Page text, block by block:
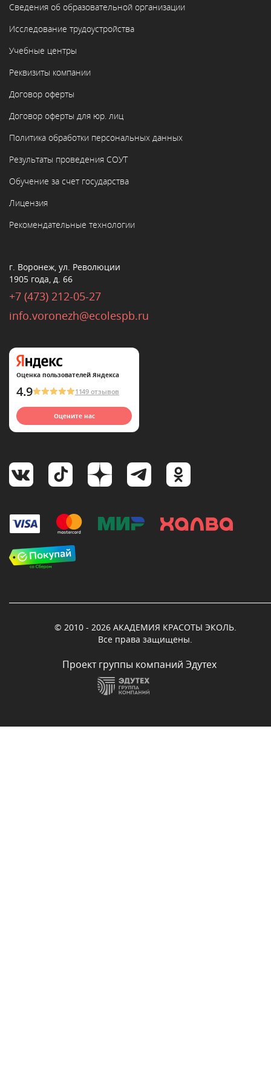
Сведения об образовательной организации
Исследование трудоустройства
Учебные центры
Реквизиты компании
Договор оферты
Договор оферты для юр. лиц
Политика обработки персональных данных
Результаты проведения СОУТ
Обучение за счет государства
Лицензия
Рекомендательные технологии
г. Воронеж, ул. Революции
1905 года, д. 66
+7 (473) 212-05-27
info.voronezh@ecolespb.ru
Оценка пользователей Яндекса
4.9 1149 отзывов
Оцените нас
© 2010 - 2026 АКАДЕМИЯ КРАСОТЫ ЭКОЛЬ.
Все права защищены.
Проект группы компаний Эдутех